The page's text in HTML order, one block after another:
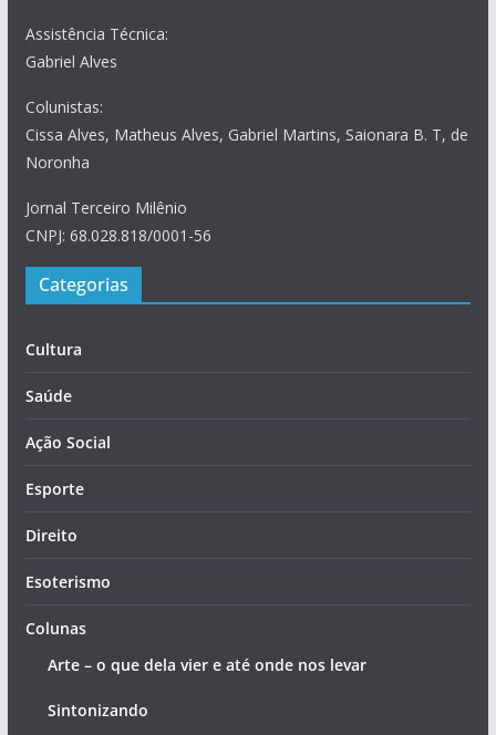
Assistência Técnica:
Gabriel Alves
Colunistas:
Cissa Alves, Matheus Alves, Gabriel Martins, Saionara B. T, de
Noronha
Jornal Terceiro Milênio
CNPJ: 68.028.818/0001-56
Categorias
Cultura
Saúde
Ação Social
Esporte
Direito
Esoterismo
Colunas
Arte – o que dela vier e até onde nos levar
Sintonizando